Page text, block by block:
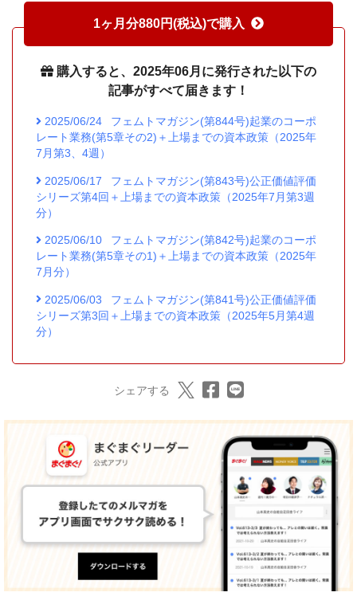
1ヶ月分880円(税込)で購入
購入すると、2025年06月に発行された以下の
記事がすべて届きます！
2025/06/24
フェムトマガジン(第844号)起業のコーポ
レート業務(第5章その2)＋上場までの資本政策（2025年
7月第3、4週）
2025/06/17
フェムトマガジン(第843号)公正価値評価
シリーズ第4回＋上場までの資本政策（2025年7月第3週
分）
2025/06/10
フェムトマガジン(第842号)起業のコーポ
レート業務(第5章その1)＋上場までの資本政策（2025年
7月分）
2025/06/03
フェムトマガジン(第841号)公正価値評価
シリーズ第3回＋上場までの資本政策（2025年5月第4週
分）
シェアする